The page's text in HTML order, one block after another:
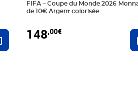
Ajouter au panier
FIFA – Coupe du Monde 2026
de 10€ Argent colorisée
148,00€